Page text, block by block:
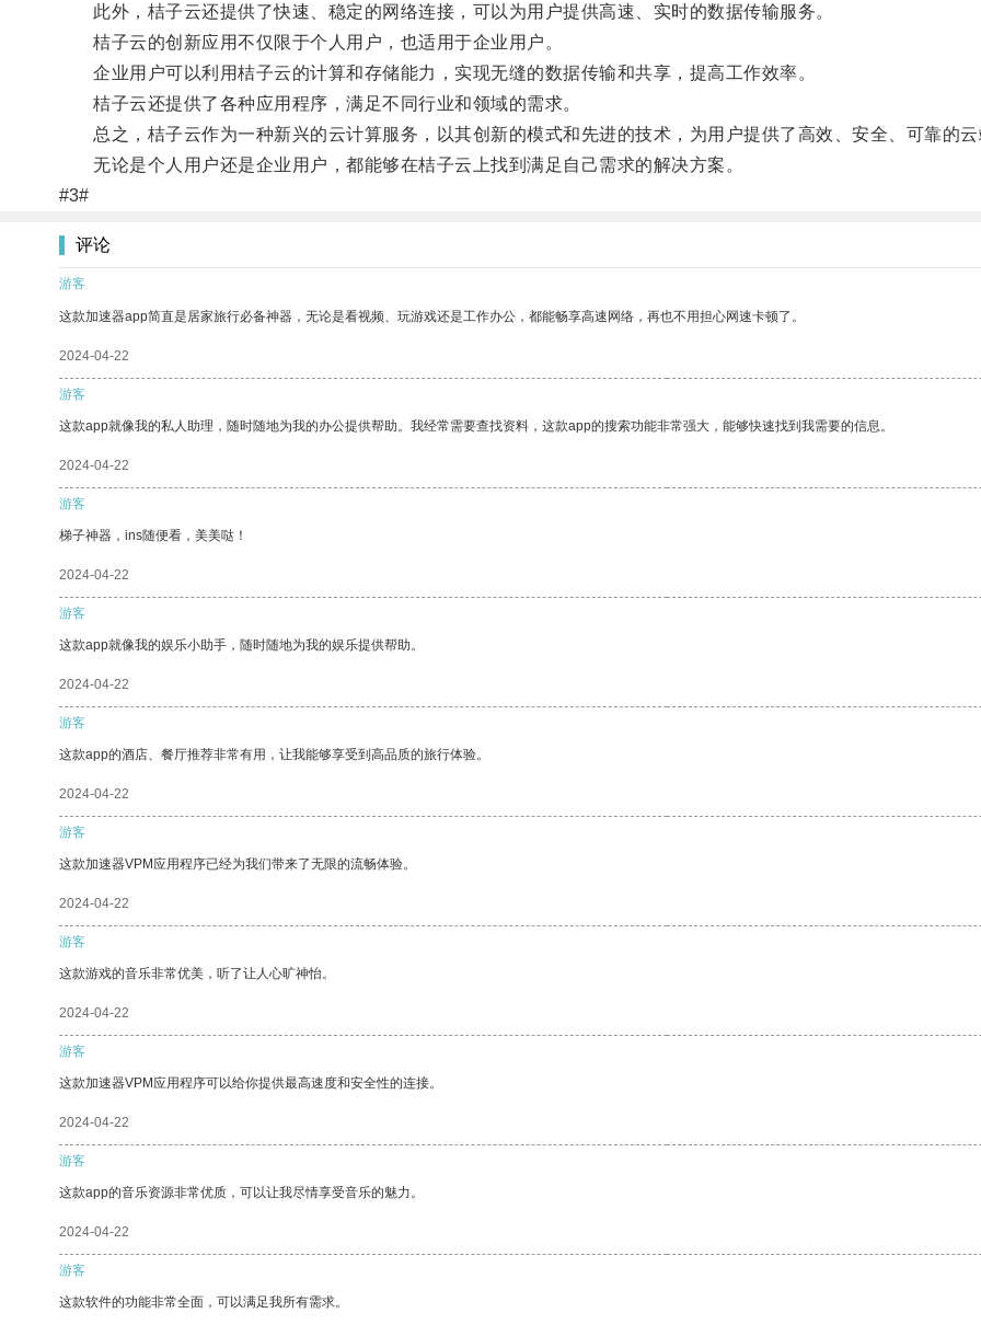
此外，桔子云还提供了快速、稳定的网络连接，可以为用户提供高速、实时的数据传输服务。
桔子云的创新应用不仅限于个人用户，也适用于企业用户。
企业用户可以利用桔子云的计算和存储能力，实现无缝的数据传输和共享，提高工作效率。
桔子云还提供了各种应用程序，满足不同行业和领域的需求。
总之，桔子云作为一种新兴的云计算服务，以其创新的模式和先进的技术，为用户提供了高效、安全、可靠的云
无论是个人用户还是企业用户，都能够在桔子云上找到满足自己需求的解决方案。
#3#
评论
游客
这款加速器app简直是居家旅行必备神器，无论是看视频、玩游戏还是工作办公，都能畅享高速网络，再也不用担心网速卡顿了。
2024-04-22
游客
这款app就像我的私人助理，随时随地为我的办公提供帮助。我经常需要查找资料，这款app的搜索功能非常强大，能够快速找到我需要的信息。
2024-04-22
游客
梯子神器，ins随便看，美美哒！
2024-04-22
游客
这款app就像我的娱乐小助手，随时随地为我的娱乐提供帮助。
2024-04-22
游客
这款app的酒店、餐厅推荐非常有用，让我能够享受到高品质的旅行体验。
2024-04-22
游客
这款加速器VPM应用程序已经为我们带来了无限的流畅体验。
2024-04-22
游客
这款游戏的音乐非常优美，听了让人心旷神怡。
2024-04-22
游客
这款加速器VPM应用程序可以给你提供最高速度和安全性的连接。
2024-04-22
游客
这款app的音乐资源非常优质，可以让我尽情享受音乐的魅力。
2024-04-22
游客
这款软件的功能非常全面，可以满足我所有需求。